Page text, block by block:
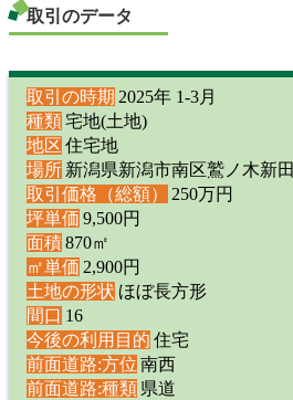
取引のデータ
取引の時期 2025年 1-3月
種類 宅地(土地)
地区 住宅地
場所 新潟県新潟市南区鷲ノ木新田
取引価格（総額）
250万円
坪単価 9,500円
面積870㎡
㎡単価 2,900円
土地の形状 ほぼ長方形
間口 16
今後の利用目的 住宅
前面道路:方位 南西
前面道路:種類 県道